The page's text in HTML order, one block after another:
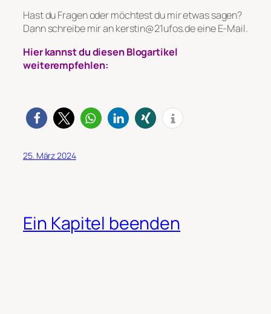
Hast du Fragen oder möchtest du mir etwas sagen?
Dann schreibe mir an kerstin@21ufos.de eine E-Mail.
Hier kannst du diesen Blogartikel
weiterempfehlen:
25. März 2024
Ein Kapitel beenden